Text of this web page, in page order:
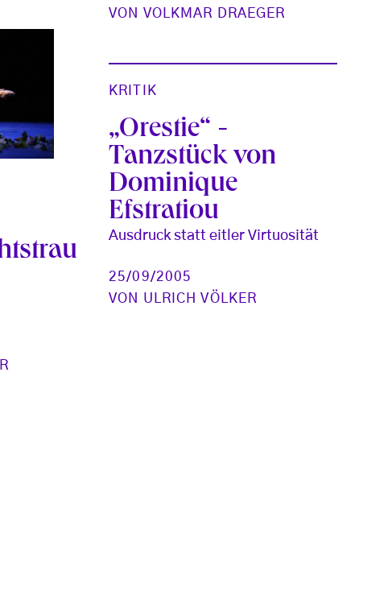
VON VOLKMAR DRAEGER
KRITIK
„Orestie“ -
Tanzstück von
Dominique
Efstratiou
Ausdruck statt eitler Virtuosität
25/09/2005
VON ULRICH VÖLKER